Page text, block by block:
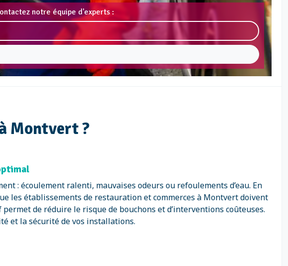
notre équipe d'experts :
Montvert ?
: écoulement ralenti, mauvaises odeurs ou refoulements d’eau. En
les établissements de restauration et commerces à Montvert doivent
de réduire le risque de bouchons et d’interventions coûteuses.
et la sécurité de vos installations.